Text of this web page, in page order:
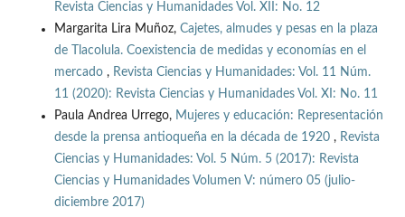
Revista Ciencias y Humanidades Vol. XII: No. 12
Margarita Lira Muñoz, Cajetes, almudes y pesas en la plaza
de Tlacolula. Coexistencia de medidas y economías en el
mercado , Revista Ciencias y Humanidades: Vol. 11 Núm.
11 (2020): Revista Ciencias y Humanidades Vol. XI: No. 11
Paula Andrea Urrego, Mujeres y educación: Representación
desde la prensa antioqueña en la década de 1920 , Revista
Ciencias y Humanidades: Vol. 5 Núm. 5 (2017): Revista
Ciencias y Humanidades Volumen V: número 05 (julio-
diciembre 2017)